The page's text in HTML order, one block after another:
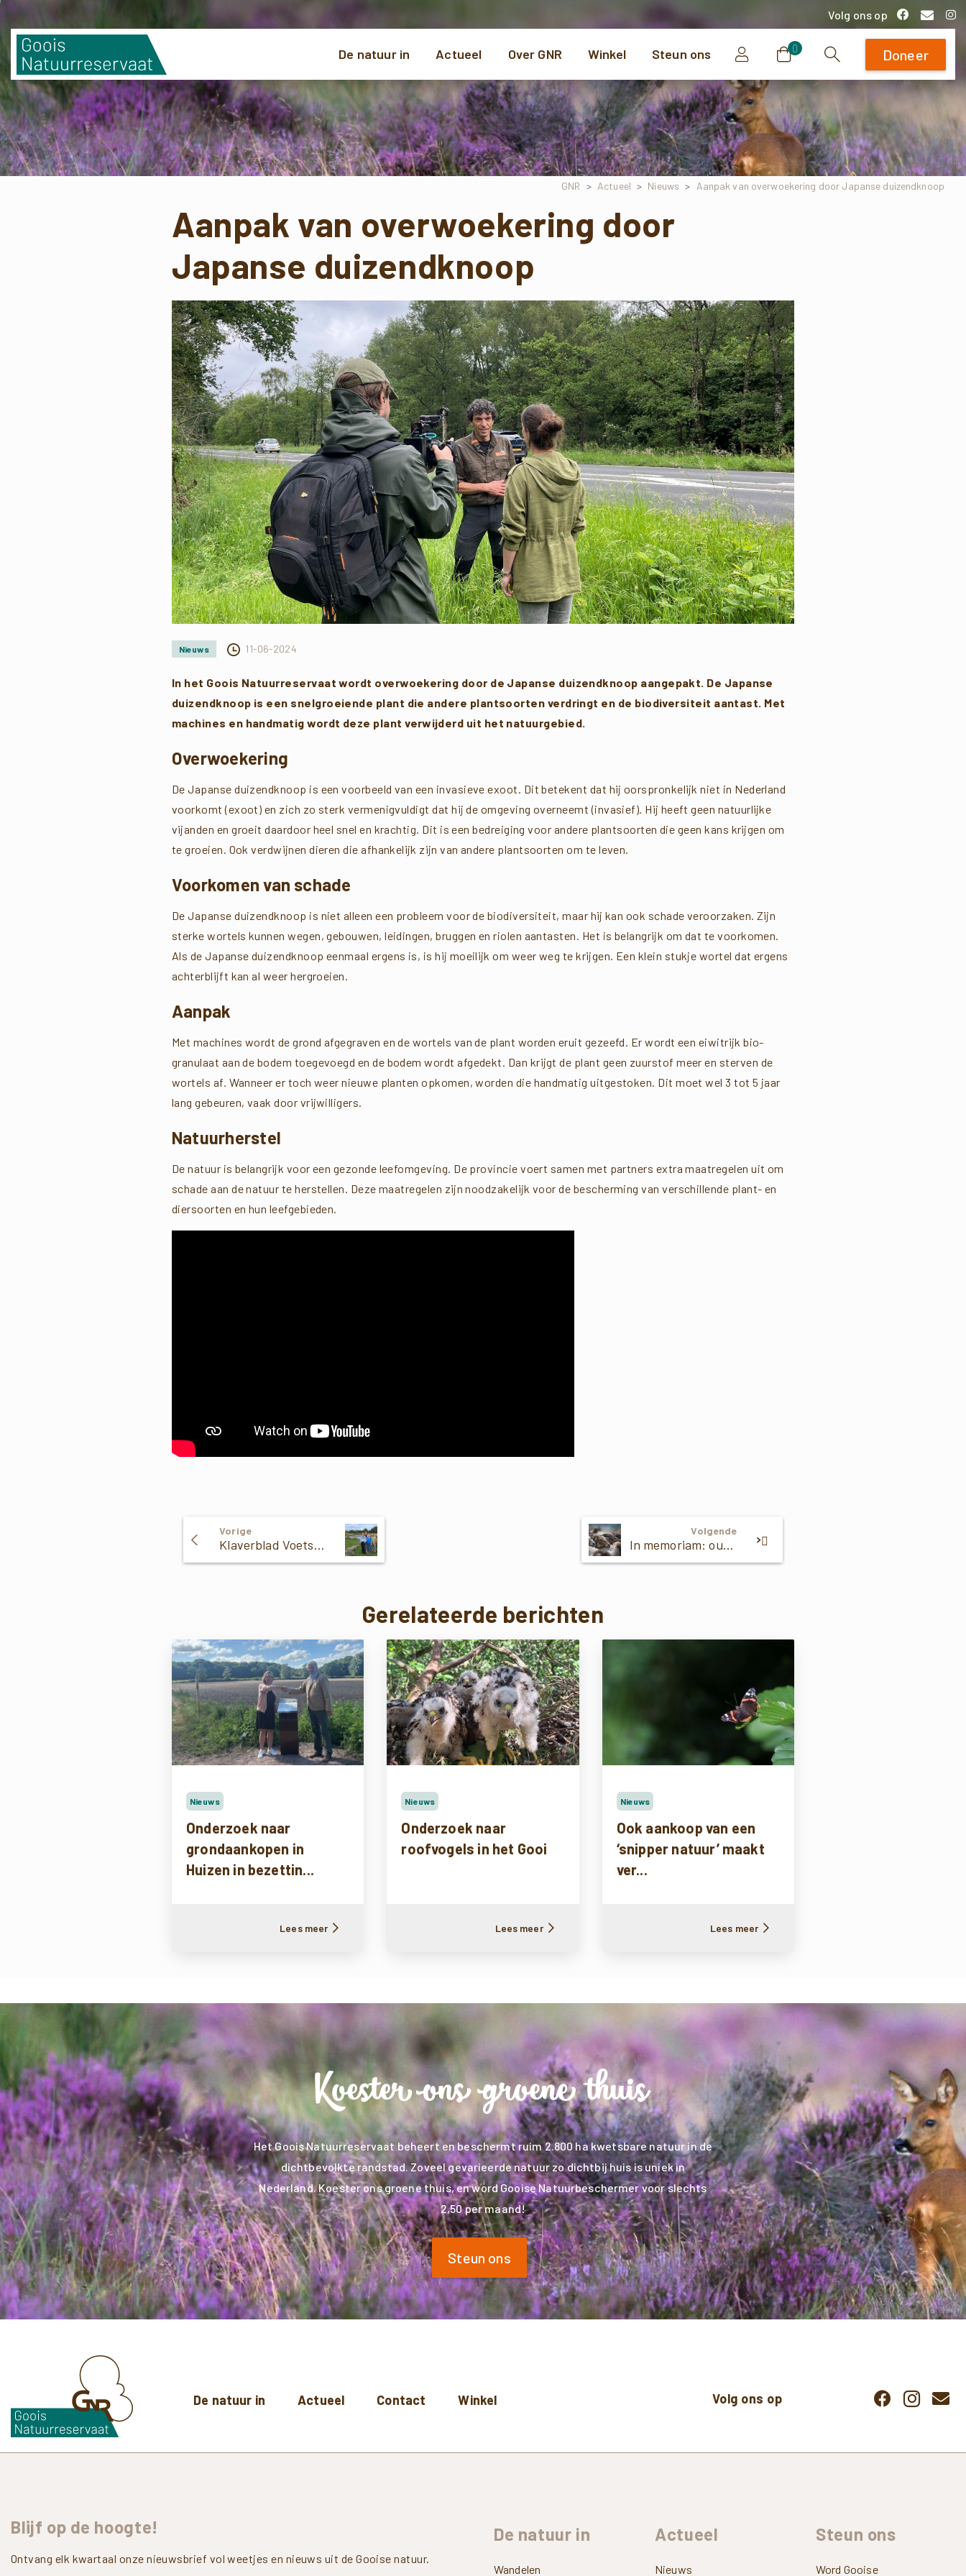
Volg ons op
De natuur in Actueel Over GNR Winkel Steun ons 0
Zoeken Doneer
GNR > Actueel > Nieuws > Aanpak van overwoekering door Japanse duizendknoop
Aanpak van overwoekering door
Japanse duizendknoop
Nieuws 11-06-2024
In het Goois Natuurreservaat wordt overwoekering door de Japanse duizendknoop aangepakt. De Japanse
duizendknoop is een snelgroeiende plant die andere plantsoorten verdringt en de biodiversiteit aantast. Met
machines en handmatig wordt deze plant verwijderd uit het natuurgebied.
Overwoekering
De Japanse duizendknoop is een voorbeeld van een invasieve exoot. Dit betekent dat hij oorspronkelijk niet in Nederland
voorkomt (exoot) en zich zo sterk vermenigvuldigt dat hij de omgeving overneemt (invasief). Hij heeft geen natuurlijke
vijanden en groeit daardoor heel snel en krachtig. Dit is een bedreiging voor andere plantsoorten die geen kans krijgen om
te groeien. Ook verdwijnen dieren die afhankelijk zijn van andere plantsoorten om te leven.
Voorkomen van schade
De Japanse duizendknoop is niet alleen een probleem voor de biodiversiteit, maar hij kan ook schade veroorzaken. Zijn
sterke wortels kunnen wegen, gebouwen, leidingen, bruggen en riolen aantasten. Het is belangrijk om dat te voorkomen.
Als de Japanse duizendknoop eenmaal ergens is, is hij moeilijk om weer weg te krijgen. Een klein stukje wortel dat ergens
achterblijft kan al weer hergroeien.
Aanpak
Met machines wordt de grond afgegraven en de wortels van de plant worden eruit gezeefd. Er wordt een eiwitrijk bio-
granulaat aan de bodem toegevoegd en de bodem wordt afgedekt. Dan krijgt de plant geen zuurstof meer en sterven de
wortels af. Wanneer er toch weer nieuwe planten opkomen, worden die handmatig uitgestoken. Dit moet wel 3 tot 5 jaar
lang gebeuren, vaak door vrijwilligers.
Natuurherstel
De natuur is belangrijk voor een gezonde leefomgeving. De provincie voert samen met partners extra maatregelen uit om
schade aan de natuur te herstellen. Deze maatregelen zijn noodzakelijk voor de bescherming van verschillende plant- en
diersoorten en hun leefgebieden.
Verder
Lezen
Vorige
Klaverblad Voetstappenpadrally draagt met cheque bij aan herziening Voetstappenpad
Volgende
In memoriam: oud-GNR-rentmeester Henk Korten
Gerelateerde berichten
Nieuws
Onderzoek naar
grondaankopen in
Huizen in bezettin...
Lees meer
Nieuws
Onderzoek naar
roofvogels in het Gooi
Lees meer
Nieuws
Ook aankoop van een
‘snipper natuur’ maakt
ver...
Lees meer
Het Goois Natuurreservaat beheert en beschermt ruim 2.800 ha kwetsbare natuur in de
dichtbevolkte randstad. Zoveel gevarieerde natuur zo dichtbij huis is uniek in
Nederland. Koester ons groene thuis, en word Gooise Natuurbeschermer voor slechts
2,50 per maand!
Steun ons
De natuur in Actueel Contact Winkel Volg ons op
Blijf op de hoogte!
Ontvang elk kwartaal onze nieuwsbrief vol weetjes en nieuws uit de Gooise natuur.
De natuur in
Wandelen
Actueel
Nieuws
Steun ons
Word Gooise